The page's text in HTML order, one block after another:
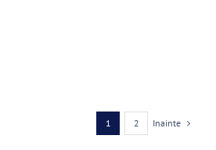
1 2 Inainte